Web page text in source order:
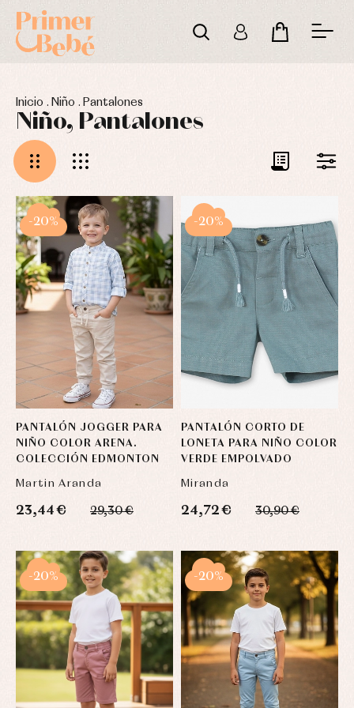
Inicio . Niño . Pantalones
Niño, Pantalones
PANTALÓN JOGGER PARA
NIÑO COLOR ARENA.
COLECCIÓN EDMONTON
Martin Aranda
23,44 € 29,30 €
-20%
PANTALÓN CORTO DE
LONETA PARA NIÑO COLOR
VERDE EMPOLVADO
Miranda
24,72 € 30,90 €
-20%
-20% -20%